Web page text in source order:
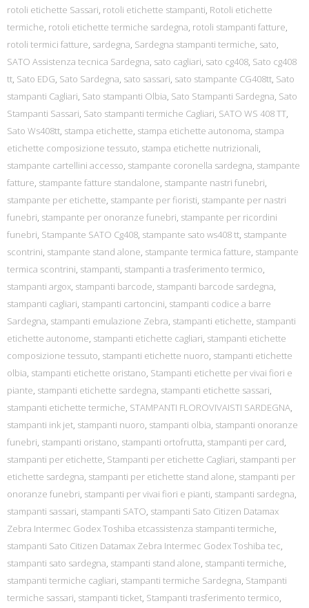
rotoli etichette Sassari, rotoli etichette stampanti, Rotoli etichette
termiche, rotoli etichette termiche sardegna, rotoli stampanti fatture,
rotoli termici fatture, sardegna, Sardegna stampanti termiche, sato,
SATO Assistenza tecnica Sardegna, sato cagliari, sato cg408, Sato cg408
tt, Sato EDG, Sato Sardegna, sato sassari, sato stampante CG408tt, Sato
stampanti Cagliari, Sato stampanti Olbia, Sato Stampanti Sardegna, Sato
Stampanti Sassari, Sato stampanti termiche Cagliari, SATO WS 408 TT,
Sato Ws408tt, stampa etichette, stampa etichette autonoma, stampa
etichette composizione tessuto, stampa etichette nutrizionali,
stampante cartellini accesso, stampante coronella sardegna, stampante
fatture, stampante fatture standalone, stampante nastri funebri,
stampante per etichette, stampante per fioristi, stampante per nastri
funebri, stampante per onoranze funebri, stampante per ricordini
funebri, Stampante SATO Cg408, stampante sato ws408 tt, stampante
scontrini, stampante stand alone, stampante termica fatture, stampante
termica scontrini, stampanti, stampanti a trasferimento termico,
stampanti argox, stampanti barcode, stampanti barcode sardegna,
stampanti cagliari, stampanti cartoncini, stampanti codice a barre
Sardegna, stampanti emulazione Zebra, stampanti etichette, stampanti
etichette autonome, stampanti etichette cagliari, stampanti etichette
composizione tessuto, stampanti etichette nuoro, stampanti etichette
olbia, stampanti etichette oristano, Stampanti etichette per vivai fiori e
piante, stampanti etichette sardegna, stampanti etichette sassari,
stampanti etichette termiche, STAMPANTI FLOROVIVAISTI SARDEGNA,
stampanti ink jet, stampanti nuoro, stampanti olbia, stampanti onoranze
funebri, stampanti oristano, stampanti ortofrutta, stampanti per card,
stampanti per etichette, Stampanti per etichette Cagliari, stampanti per
etichette sardegna, stampanti per etichette stand alone, stampanti per
onoranze funebri, stampanti per vivai fiori e pianti, stampanti sardegna,
stampanti sassari, stampanti SATO, stampanti Sato Citizen Datamax
Zebra Intermec Godex Toshiba etcassistenza stampanti termiche,
stampanti Sato Citizen Datamax Zebra Intermec Godex Toshiba tec,
stampanti sato sardegna, stampanti stand alone, stampanti termiche,
stampanti termiche cagliari, stampanti termiche Sardegna, Stampanti
termiche sassari, stampanti ticket, Stampanti trasferimento termico,